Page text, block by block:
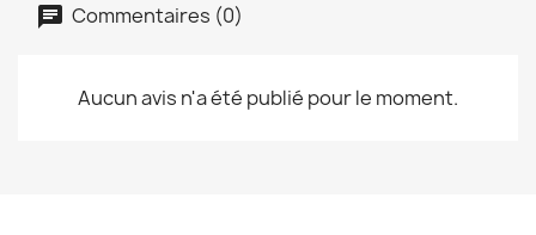
Commentaires (0)
Aucun avis n'a été publié pour le moment.